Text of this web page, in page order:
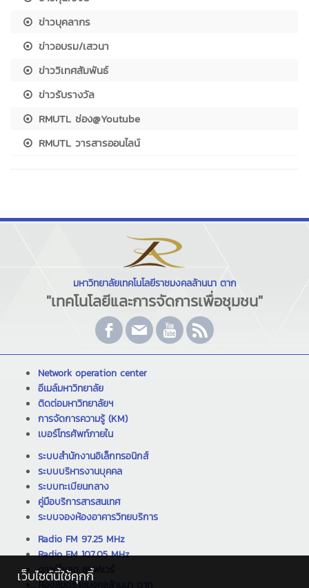
ข่าวบุคลากร
ข่าวอบรม/เสวนา
ข่าววิเทศสัมพันธ์
ข่าวรับรางวัล
RMUTL ช่อง@Youtube
RMUTL วารสารออนไลน์
มหาวิทยาลัยเทคโนโลยีราชมงคลล้านนา ตาก
"เทคโนโลยีและการจัดการเพื่อชุมชน"
Network operation center
อีเมล์มหาวิทยาลัย
ติดต่อมหาวิทยาลัยฯ
การจัดการความรู้ (KM)
เบอร์โทรศัพท์ภายใน
ระบบสำนักงานอิเล็กทรอนิกส์
ระบบบริหารงานบุคคล
ระบบทะเบียนกลาง
คู่มือบริการสารสนเทศ
ระบบจองห้องอาคารวิทยบริการ
Radio FM 97.25 MHz
Radio FM 107.05 MHz
ดาวน์โหลด ซอฟแวร์
ห้องสมุดราชมงคลล้านนา ตาก
เว็บไซต์นี้ใช้คุกกี้